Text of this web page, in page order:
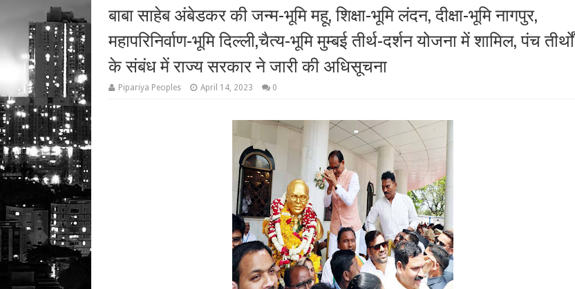
बाबा साहेब अंबेडकर की जन्म-भूमि महू, शिक्षा-भूमि लंदन, दीक्षा-भूमि नागपुर,
महापरिनिर्वाण-भूमि दिल्ली,चैत्य-भूमि मुम्बई तीर्थ-दर्शन योजना में शामिल, पंच तीर्थों
के संबंध में राज्य सरकार ने जारी की अधिसूचना
Pipariya Peoples April 14, 2023 0